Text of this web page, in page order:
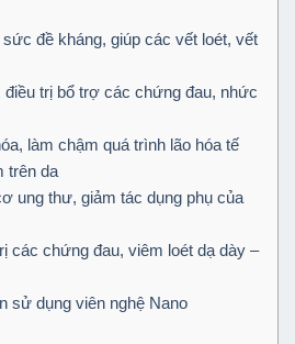
đề kháng, giúp các vết loét, vết
trị bổ trợ các chứng đau, nhức
làm chậm quá trình lão hóa tế
trên da
ung thư, giảm tác dụng phụ của
các chứng đau, viêm loét dạ dày –
sử dụng viên nghệ Nano